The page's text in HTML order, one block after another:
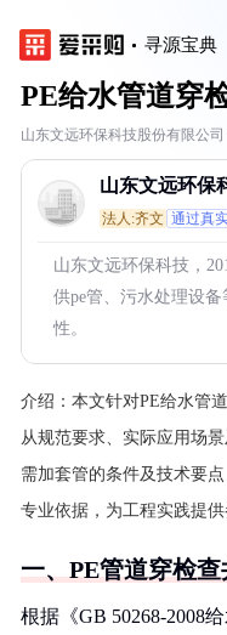
寻源宝典
PE给水管道穿
山东文远环保科技股份有限公司
山东文远环保
法人:齐文 通过真
山东文远环保科技，
供pe管、污水处理设
性。
介绍： 本文针对PE给水管
从规范要求、实际应用场
需加套管的条件及技术要
专业依据，为工程实践提供
一、PE管道穿检
根据《GB 50268-2008